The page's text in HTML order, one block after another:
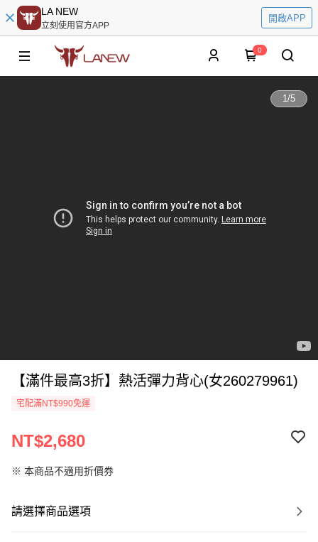
LA NEW
立刻使用官方APP
開啟APP
0
1/5
【滿件最高3折】熱活彈力背心(女260279961)
宅配滿NT$990免運
NT$2,680
※ 本商品不適用折價券
請選擇商品選項